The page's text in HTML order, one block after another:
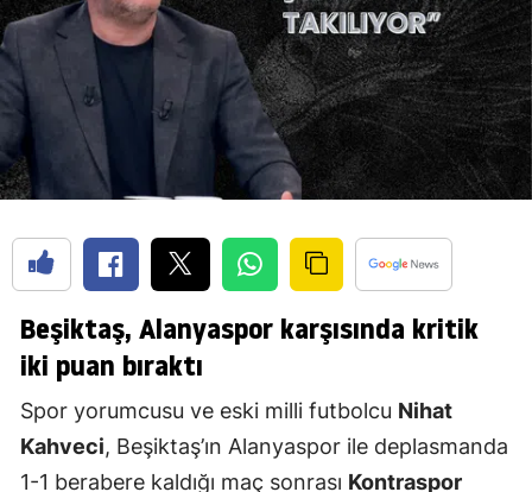
Beşiktaş, Alanyaspor karşısında kritik
iki puan bıraktı
Spor yorumcusu ve eski milli futbolcu Nihat
Kahveci, Beşiktaş’ın Alanyaspor ile deplasmanda
1-1 berabere kaldığı maç sonrası Kontraspor